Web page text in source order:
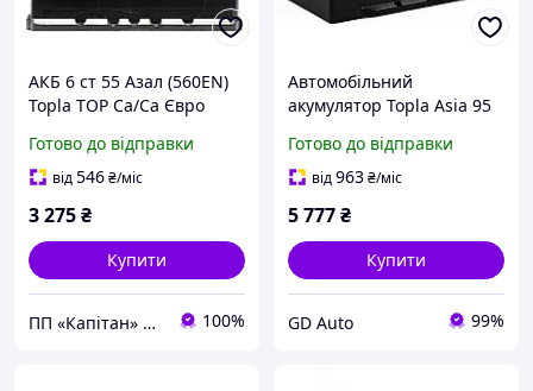
АКБ 6 ст 55 Азал (560EN)
Topla TOP Ca/Ca Євро
Готово до відправки
від546₴/міс
3 275₴
Купити
ПП «Капітан» | AUTO & ENERGY⭐️⭐️⭐️⭐️⭐️ 100%
Автомобільний
акумулятор Topla Asia 95
Готово до відправки
від963₴/міс
5 777₴
Купити
GD Auto 99%